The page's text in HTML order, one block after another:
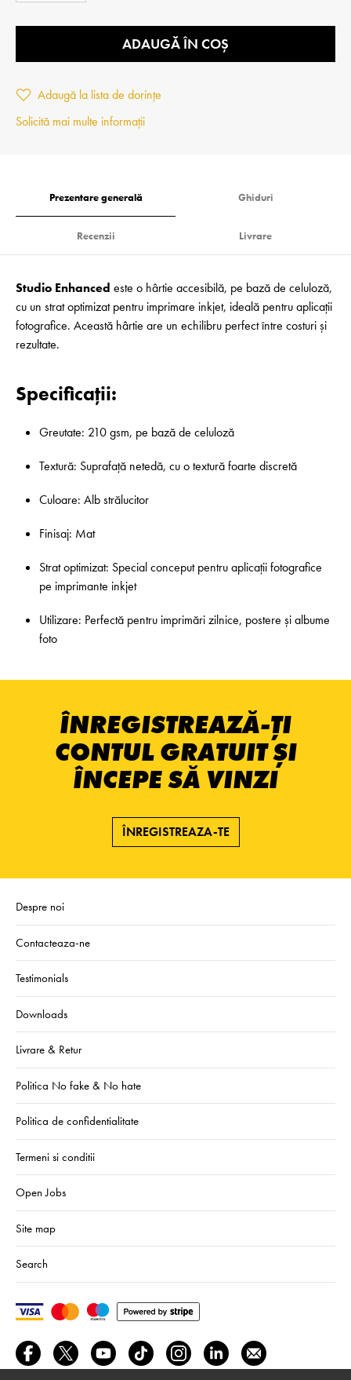
ADAUGĂ ÎN COȘ
Adaugă la lista de dorințe
Solicită mai multe informații
Prezentare generală Ghiduri
Recenzii Livrare
Studio Enhanced este o hârtie accesibilă, pe bază de celuloză,
cu un strat optimizat pentru imprimare inkjet, ideală pentru aplicații
fotografice. Această hârtie are un echilibru perfect între costuri și
rezultate.
Specificații:
Greutate: 210 gsm, pe bază de celuloză
Textură: Suprafață netedă, cu o textură foarte discretă
Culoare: Alb strălucitor
Finisaj: Mat
Strat optimizat: Special conceput pentru aplicații fotografice
pe imprimante inkjet
Utilizare: Perfectă pentru imprimări zilnice, postere și albume
foto
ÎNREGISTREAZĂ-ȚI
CONTUL GRATUIT ȘI
ÎNCEPE SĂ VINZI
ÎNREGISTREAZA-TE
Despre noi
Contacteaza-ne
Testimonials
Downloads
Livrare & Retur
Politica No fake & No hate
Politica de confidentialitate
Termeni si conditii
Open Jobs
Site map
Search